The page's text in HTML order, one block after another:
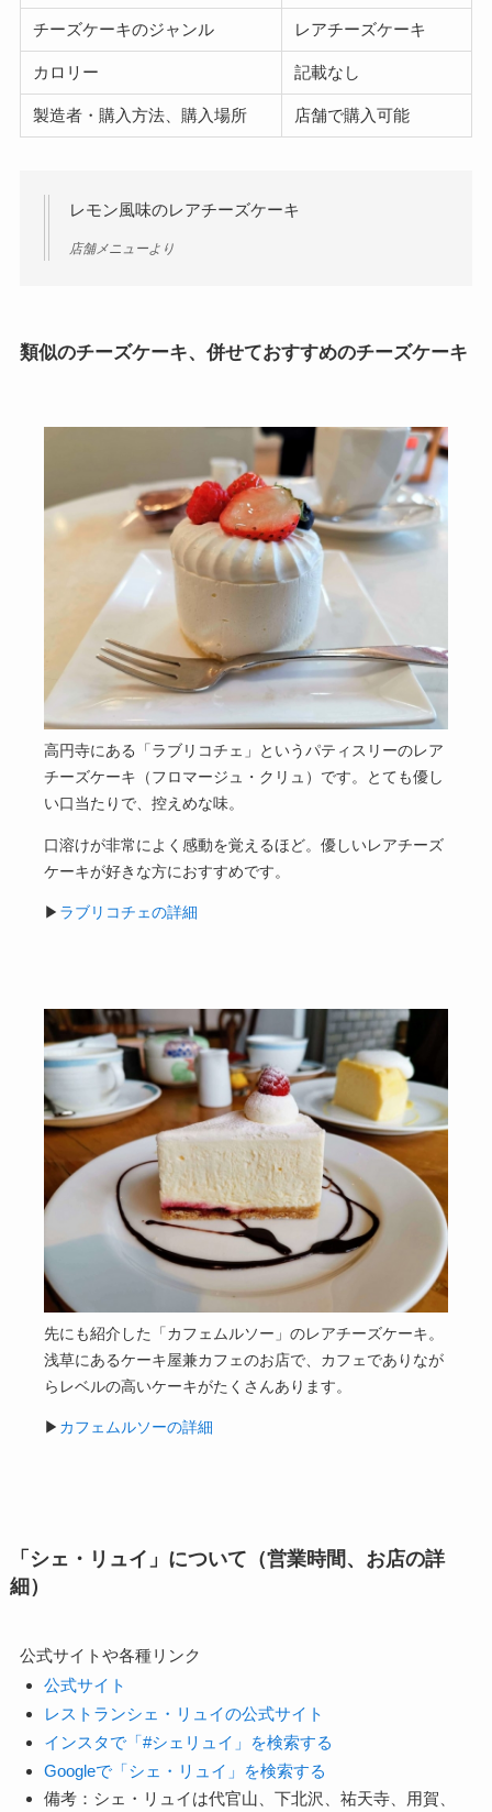
チーズケーキのジャンル レアチーズケーキ
カロリー 記載なし
製造者・購入方法、購入場所 店舗で購入可能
レモン風味のレアチーズケーキ
店舗メニューより
類似のチーズケーキ、併せておすすめのチーズケーキ
高円寺にある「ラブリコチェ」というパティスリーのレア
チーズケーキ（フロマージュ・クリュ）です。とても優し
い口当たりで、控えめな味。
口溶けが非常によく感動を覚えるほど。優しいレアチーズ
ケーキが好きな方におすすめです。
▶ ラブリコチェの詳細
先にも紹介した「カフェムルソー」のレアチーズケーキ。
浅草にあるケーキ屋兼カフェのお店で、カフェでありなが
らレベルの高いケーキがたくさんあります。
▶ カフェムルソーの詳細
「シェ・リュイ」について（営業時間、お店の詳
細）
公式サイトや各種リンク
公式サイト
レストランシェ・リュイの公式サイト
インスタで「#シェリュイ」を検索する
Googleで「シェ・リュイ」を検索する
備考：シェ・リュイは代官山、下北沢、祐天寺、用賀、